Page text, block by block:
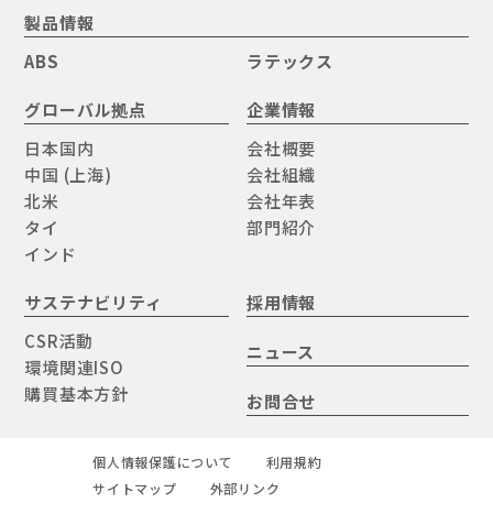
製品情報
ABS
ラテックス
グローバル拠点
日本国内
中国 (上海)
北米
タイ
インド
企業情報
会社概要
会社組織
会社年表
部門紹介
サステナビリティ
CSR活動
環境関連ISO
購買基本方針
採用情報
ニュース
お問合せ
個人情報保護について
利用規約
サイトマップ
外部リンク